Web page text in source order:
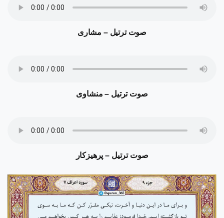
صوت ترتیل – مشاری
صوت ترتیل – منشاوی
صوت ترتیل – پرهیزکار